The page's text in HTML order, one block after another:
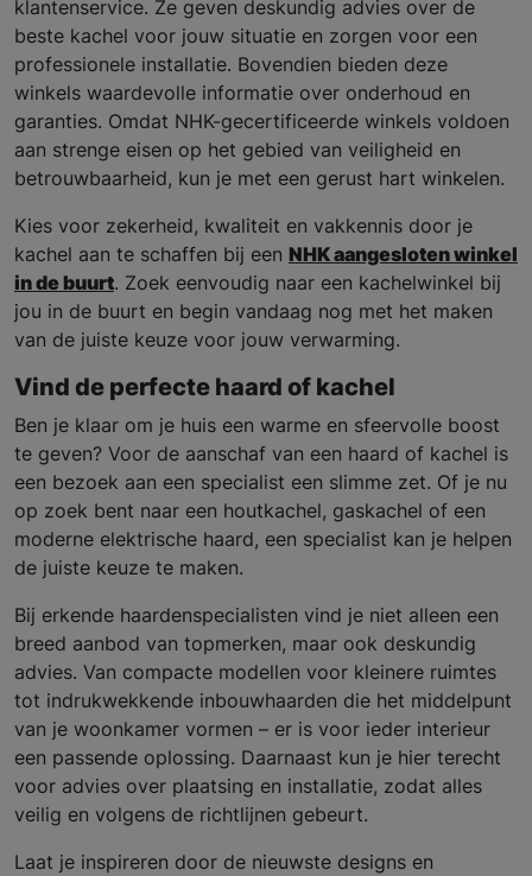
klantenservice. Ze geven deskundig advies over de
beste kachel voor jouw situatie en zorgen voor een
professionele installatie. Bovendien bieden deze
winkels waardevolle informatie over onderhoud en
garanties. Omdat NHK-gecertificeerde winkels voldoen
aan strenge eisen op het gebied van veiligheid en
betrouwbaarheid, kun je met een gerust hart winkelen.
Kies voor zekerheid, kwaliteit en vakkennis door je
kachel aan te schaffen bij een NHK aangesloten winkel
in de buurt. Zoek eenvoudig naar een kachelwinkel bij
jou in de buurt en begin vandaag nog met het maken
van de juiste keuze voor jouw verwarming.
Vind de perfecte haard of kachel
Ben je klaar om je huis een warme en sfeervolle boost
te geven? Voor de aanschaf van een haard of kachel is
een bezoek aan een specialist een slimme zet. Of je nu
op zoek bent naar een houtkachel, gaskachel of een
moderne elektrische haard, een specialist kan je helpen
de juiste keuze te maken.
Bij erkende haardenspecialisten vind je niet alleen een
breed aanbod van topmerken, maar ook deskundig
advies. Van compacte modellen voor kleinere ruimtes
tot indrukwekkende inbouwhaarden die het middelpunt
van je woonkamer vormen – er is voor ieder interieur
een passende oplossing. Daarnaast kun je hier terecht
voor advies over plaatsing en installatie, zodat alles
veilig en volgens de richtlijnen gebeurt.
Laat je inspireren door de nieuwste designs en